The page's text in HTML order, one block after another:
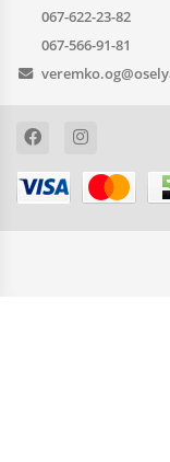
067-622-23-82
067-566-91-81